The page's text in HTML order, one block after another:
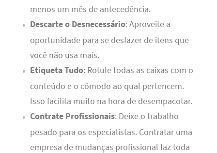
menos um mês de antecedência.
Descarte o Desnecessário: Aproveite a
oportunidade para se desfazer de itens que
você não usa mais.
Etiqueta Tudo: Rotule todas as caixas com o
conteúdo e o cômodo ao qual pertencem.
Isso facilita muito na hora de desempacotar.
Contrate Profissionais: Deixe o trabalho
pesado para os especialistas. Contratar uma
empresa de mudanças profissional faz toda